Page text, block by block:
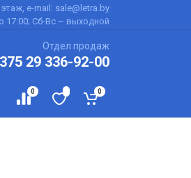
e-mail: sale@letra.by
17:00; Сб-Вс – выходной
Отдел продаж
375 29 336-92-00
0 0